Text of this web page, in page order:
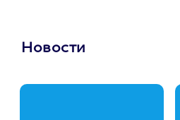
Новости